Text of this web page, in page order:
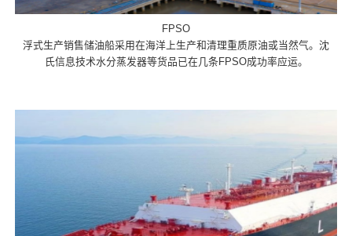
FPSO
浮式生产销售储油船采用在海洋上生产和清理重质原油或当然气。沈
氏信息技术水分蒸发器等货品已在几条FPSO成功率应运。